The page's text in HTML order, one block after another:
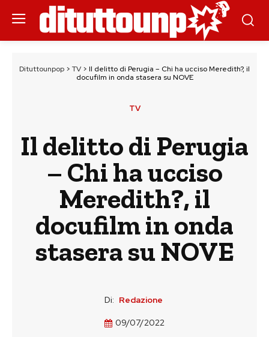
Dituttounpop > TV > Il delitto di Perugia – Chi ha ucciso Meredith?, il
docufilm in onda stasera su NOVE
TV
Il delitto di Perugia
– Chi ha ucciso
Meredith?, il
docufilm in onda
stasera su NOVE
Di: Redazione
09/07/2022